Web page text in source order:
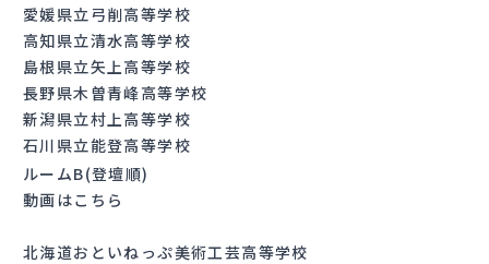
愛媛県立弓削高等学校
高知県立清水高等学校
島根県立矢上高等学校
長野県木曽青峰高等学校
新潟県立村上高等学校
石川県立能登高等学校
ルームB(登壇順)
動画はこちら
北海道おといねっぷ美術工芸高等学校